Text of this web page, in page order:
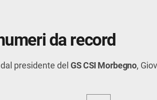
da record
presidente del GS CSI Morbegno,